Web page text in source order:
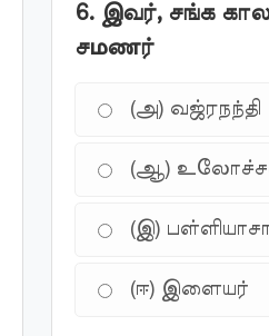
6. இவர், சங்க
சமணர்
(அ) வஜ்ரநந்தி
(ஆ)
(இ)
(ஈ) இளையர்